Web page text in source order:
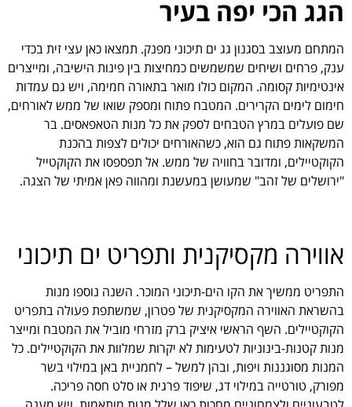
הגג הכי יפה בעיר
המתחם מעוצב בסגנון גג ים תיכוני מפנק. תמצאו כאן עצי זית בכדי
ענק, פרחים ושיחים שמשמשים כמחיצות בין פינות הישיבה, ומייצרים
אינטימיות קסומה. המקום כולו מואר בתאורה חמימה, ויש גם עמדות
חימום לימים הקרירים. המטבח פתוח ומספק שואו של ממש לאורחים,
שם פועלים במרץ הטבחים לספק את כל מנות הטאפאסים. בר
המשקאות פתוח גם הוא, כשהאורחים יכולים לצפות בהכנת
הקוקטיילים, ומדובר בחוויה של ממש. אל תפספסו את הקוקטייל
"ירושלים של זהב" שמעושן במעשנת ומהווה פאן אמיתי של הצגה.
אווירה מקסיקנית ותפריט ים תיכוני
התפריט ממשיך את הקו הים-תיכוני המוכר. השנה נוספו מנות
בהשראת האווירה המקסיקנית של פטרון, שמשתפת פעולה בתפריט
הקוקטיילים. השף הראשי איציק ברק מזרחי מוביל את המטבח ומייצר
מנות קטנות-בינוניות לטעימות לא יקרות שמלוות את הקוקטיילים. כל
המנות מסוגננות ויפות, ובהן למשל – לחמניית באן במילוי בשר
מפורק, טורטייה במילוי דג, שיפוד פרגית או סלט חסה פריכה.